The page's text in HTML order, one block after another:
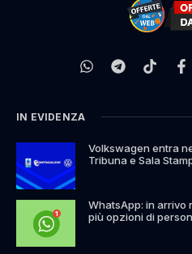
IN EVIDENZA
Volkswagen entra
Tribuna e Sala
WhatsApp: in arrivo
più opzioni di